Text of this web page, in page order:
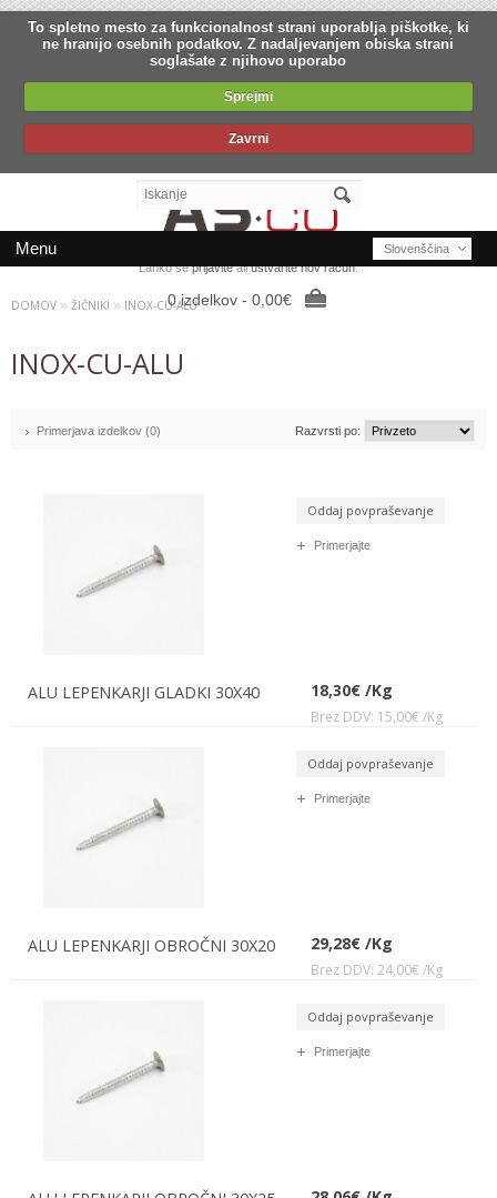
To spletno mesto za funkcionalnost strani uporablja piškotke, ki
ne hranijo osebnih podatkov. Z nadaljevanjem obiska strani
soglašate z njihovo uporabo
Sprejmi
Zavrni
Lahko seprijavitealiustvarite nov račun.
0 izdelkov - 0,00€
Slovenščina
Menu
DOMOV » ŽIČNIKI » INOX-CU-ALU
INOX-CU-ALU
Primerjava izdelkov (0) Razvrsti po:
Oddaj povpraševanje
Primerjajte
18,30€ /Kg
Brez DDV: 15,00€ /Kg
ALU LEPENKARJI GLADKI 30X40
Oddaj povpraševanje
Primerjajte
29,28€ /Kg
Brez DDV: 24,00€ /Kg
ALU LEPENKARJI OBROČNI 30X20
Oddaj povpraševanje
Primerjajte